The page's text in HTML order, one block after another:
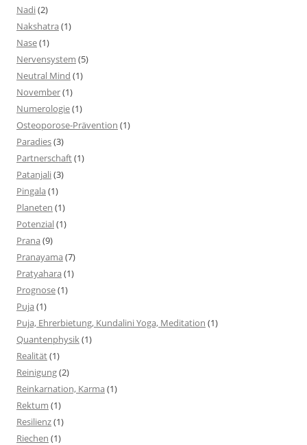
Nadi(2)
Nakshatra(1)
Nase(1)
Nervensystem (5)
Neutral Mind (1)
November(1)
Numerologie(1)
Osteoporose-Prävention (1)
Paradies(3)
Partnerschaft(1)
Patanjali(3)
Pingala(1)
Planeten (1)
Potenzial(1)
Prana(9)
Pranayama(7)
Pratyahara(1)
Prognose(1)
Puja(1)
Puja, Ehrerbietung, Kundalini Yoga, Meditation (1)
Quantenphysik(1)
Realität(1)
Reinigung(2)
Reinkarnation, Karma(1)
Rektum (1)
Resilienz(1)
Riechen (1)